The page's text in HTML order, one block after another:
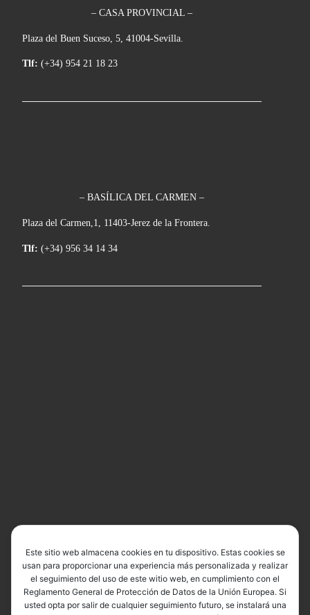
– CASA PROVINCIAL –
Plaza del Buen Suceso, 5, 41004-Sevilla.
Tlf: (+34) 954 21 18 23
– BASÍLICA DEL CARMEN –
Plaza del Carmen,1, 11403-Jerez de la Frontera.
Tlf: (+34) 956 34 14 34
Este sitio web almacena cookies en tu dispositivo. Estas cookies se
usan para proporcionar una experiencia más personalizada y realizar
el seguimiento del uso de este witio web, en cumplimiento con el
Reglamento General de Protección de Datos de la Unión Europea. Si
usted opta por salir de cualquier seguimiento futuro, se instalará una